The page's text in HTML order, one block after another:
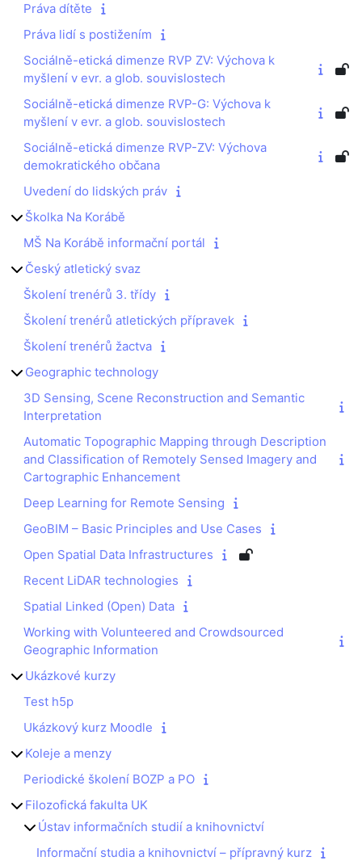
Práva dítěte
Práva lidí s postižením
Sociálně-etická dimenze RVP ZV: Výchova k
myšlení v evr. a glob. souvislostech
Sociálně-etická dimenze RVP-G: Výchova k
myšlení v evr. a glob. souvislostech
Sociálně-etická dimenze RVP-ZV: Výchova
demokratického občana
Uvedení do lidských práv
Školka Na Korábě
MŠ Na Korábě informační portál
Český atletický svaz
Školení trenérů 3. třídy
Školení trenérů atletických přípravek
Školení trenérů žactva
Geographic technology
3D Sensing, Scene Reconstruction and Semantic
Interpretation
Automatic Topographic Mapping through Description
and Classification of Remotely Sensed Imagery and
Cartographic Enhancement
Deep Learning for Remote Sensing
GeoBIM – Basic Principles and Use Cases
Open Spatial Data Infrastructures
Recent LiDAR technologies
Spatial Linked (Open) Data
Working with Volunteered and Crowdsourced
Geographic Information
Ukázkové kurzy
Test h5p
Ukázkový kurz Moodle
Koleje a menzy
Periodické školení BOZP a PO
Filozofická fakulta UK
Ústav informačních studií a knihovnictví
Informační studia a knihovnictví – přípravný kurz